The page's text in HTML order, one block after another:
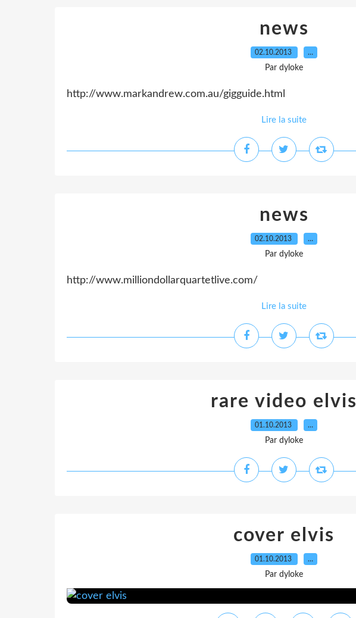
news
02.10.2013 …
Par dyloke
http://www.markandrew.com.au/gigguide.html
Lire la suite
news
02.10.2013 …
Par dyloke
http://www.milliondollarquartetlive.com/
Lire la suite
rare video elvis
01.10.2013 …
Par dyloke
cover elvis
01.10.2013 …
Par dyloke